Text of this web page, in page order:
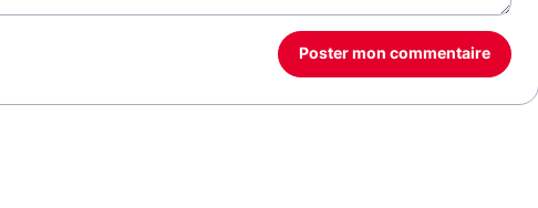
Poster mon commentaire